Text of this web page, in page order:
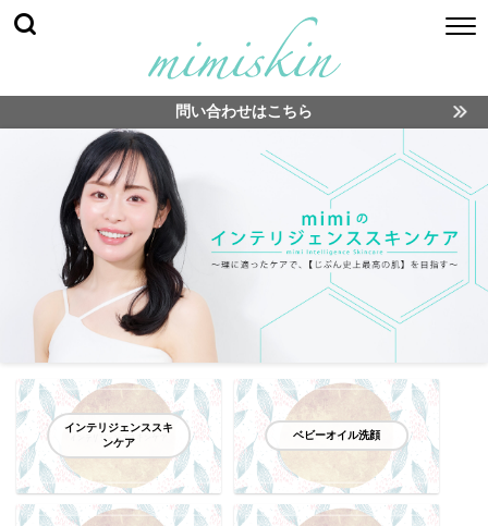
問い合わせはこちら
インテリジェンススキ
ンケア
ベビーオイル洗顔